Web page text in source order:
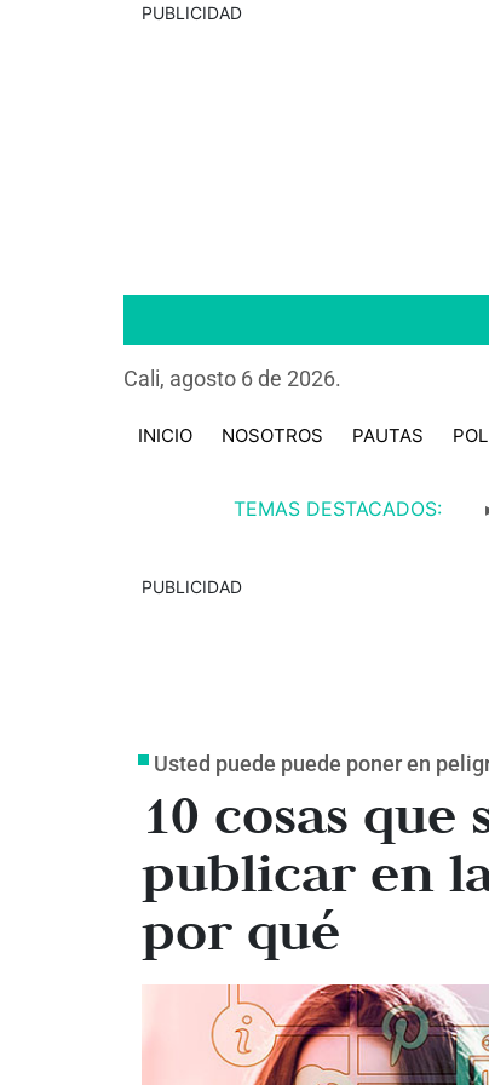
PUBLICIDAD
Cali, agosto 6 de 2026.
INICIO NOSOTROS PAUTAS
TEMAS DESTACADOS:
PUBLICIDAD
Usted puede puede poner en
10 cosas
publicar en
por qué